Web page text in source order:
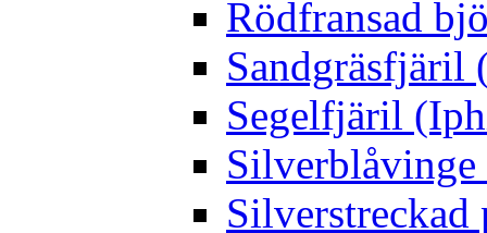
Rödfransad
Sandgräsfjäril
Segelfjäril
Silverblåvinge